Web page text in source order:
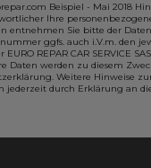
Beispiel - Mai 2018
Ihre
entnehmen Sie bitte der
ggfs. auch i.V.m. den
REPAR CAR SERVICE
Daten werden zu diesem
Weitere Hinweise
durch Erklärung an